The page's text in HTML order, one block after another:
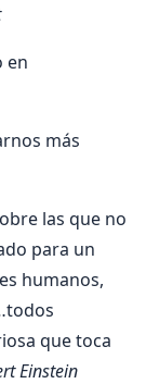
en
más
las que no
para un
humanos,
que toca
Einstein